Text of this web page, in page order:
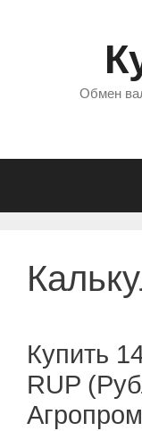
Обмен
Купить
RUP